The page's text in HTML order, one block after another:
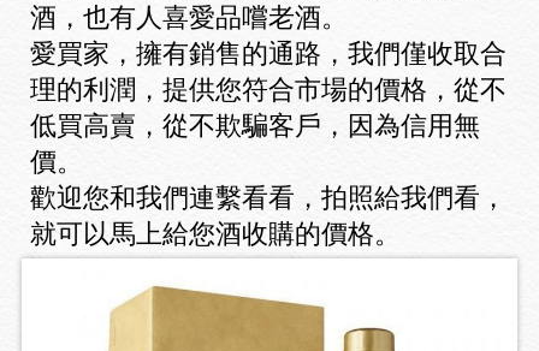
酒，也有人喜愛品嚐老酒。
愛買家，擁有銷售的通路，我們僅收取合
理的利潤，提供您符合市場的價格，從不
低買高賣，從不欺騙客戶，因為信用無
價。
歡迎您和我們連繫看看，拍照給我們看，
就可以馬上給您酒收購的價格。